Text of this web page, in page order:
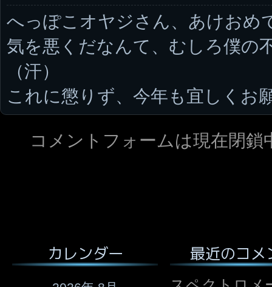
へっぽこオヤジさん、あけおめ
気を悪くだなんて、むしろ僕の
（汗）
これに懲りず、今年も宜しくお
コメントフォームは現在閉鎖
カレンダー 最近のコメ